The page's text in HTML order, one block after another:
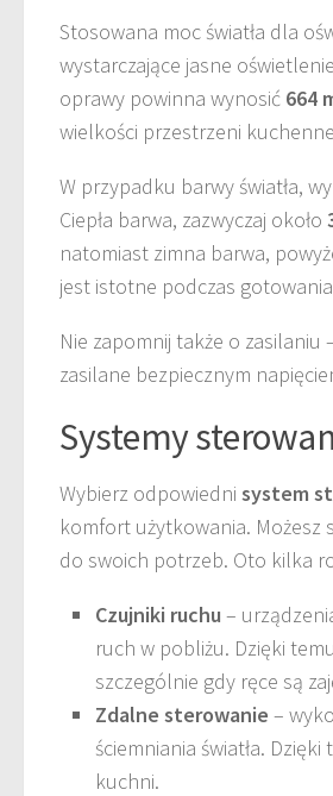
Stosowana moc światła dla
wystarczające jasne
oprawy powinna wynosić 664
wielkości przestrzeni
W przypadku barwy światła,
Ciepła barwa, zazwyczaj około
natomiast zimna barwa,
jest istotne podczas
Nie zapomnij także o
zasilane bezpiecznym
Systemy
Wybierz odpowiedni system
komfort użytkowania.
do swoich potrzeb. Oto kilka
Czujniki ruchu –
ruch w pobliżu. Dzięki
szczególnie gdy ręce są
Zdalne sterowanie –
ściemniania światła.
kuchni.